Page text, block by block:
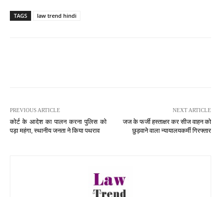
TAGS law trend hindi
PREVIOUS ARTICLE
कोर्ट के आदेश का पालन करना पुलिस को
पड़ा महंगा, स्थानीय जनता ने किया पथराव
NEXT ARTICLE
जज के फर्जी हस्ताक्षर कर सीज वाहन को
छुड़वाने वाला न्यायालयकर्मी गिरफ्तार